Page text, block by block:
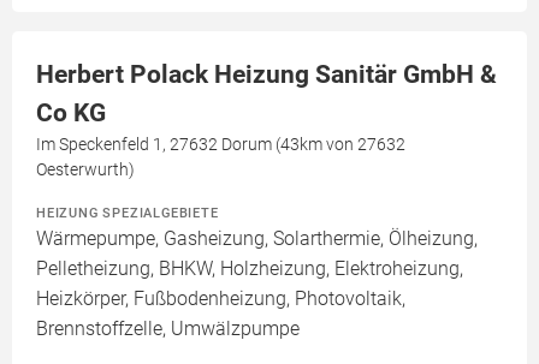
Herbert Polack Heizung Sanitär GmbH &
Co KG
Im Speckenfeld 1, 27632 Dorum (43km von 27632
Oesterwurth)
HEIZUNG SPEZIALGEBIETE
Wärmepumpe, Gasheizung, Solarthermie, Ölheizung,
Pelletheizung, BHKW, Holzheizung, Elektroheizung,
Heizkörper, Fußbodenheizung, Photovoltaik,
Brennstoffzelle, Umwälzpumpe